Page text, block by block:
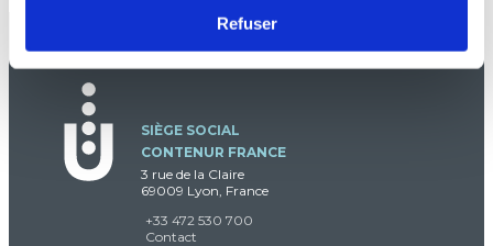
Refuser
SIÈGE SOCIAL
CONTENUR FRANCE
3 rue de la Claire
69009 Lyon, France
+33 472 530 700
Contact